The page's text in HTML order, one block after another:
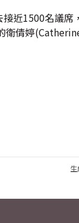
近1500名議
衛倩婷